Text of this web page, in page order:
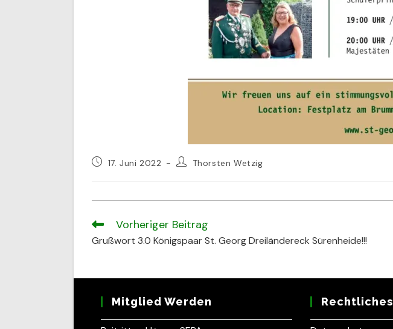
Beitrag17. Juni 2022
Beitrags-
Thorsten Wetzig
Weitere
Artikel
Vorheriger Beitrag
Grußwort 3.0 Königspaar St. Georg Dreiländereck Sürenheide!!!
Mitglied Werden Rechtliches